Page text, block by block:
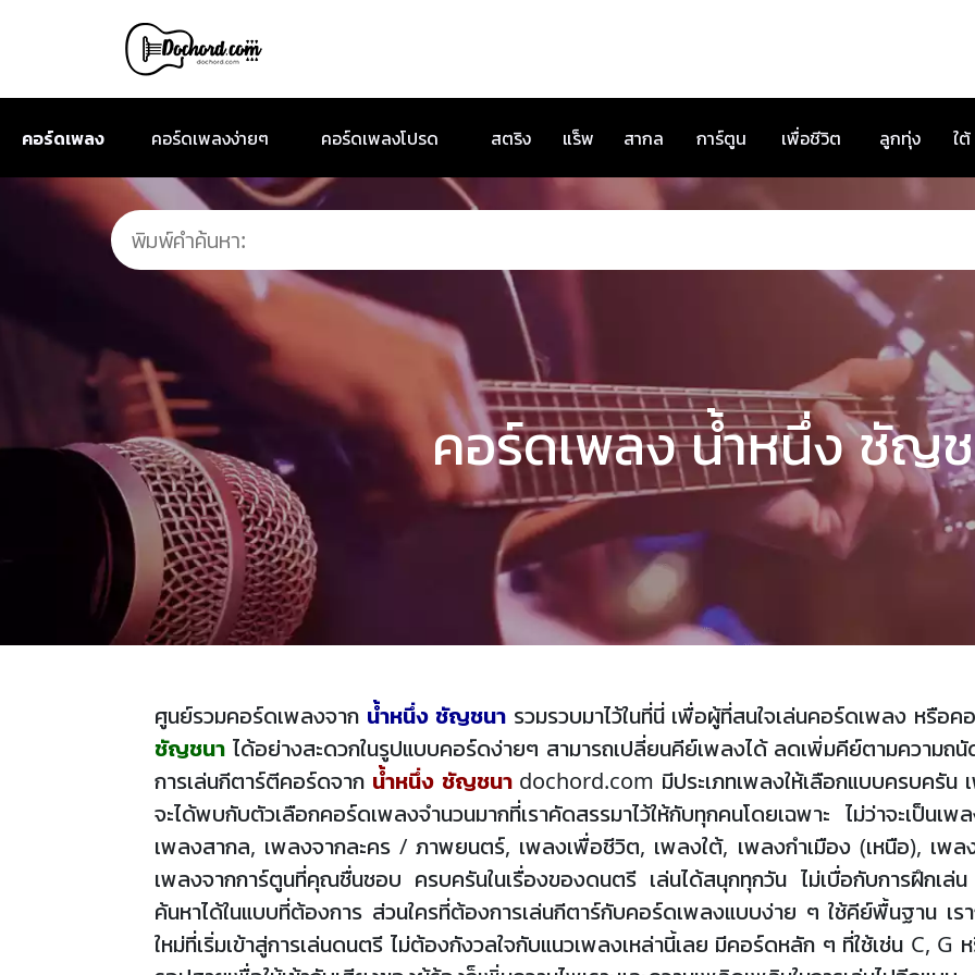
คอร์ดเพลง คอร์ดเพลงง่ายๆ คอร์ดเพลงโปรด สตริง แร็พ สากล การ์ตูน เพื่อชีวิต ลูกทุ่ง ใต้
คอร์ดเพลง นํ้าหนึ่ง ชัญ
ศูนย์รวมคอร์ดเพลงจาก นํ้าหนึ่ง ชัญชนา รวมรวบมาไว้ในที่นี่ เพื่อผู้ที่สนใจเล่นคอร์ดเพลง หรือ
ชัญชนา ได้อย่างสะดวกในรูปแบบคอร์ดง่ายๆ สามารถเปลี่ยนคีย์เพลงได้ ลดเพิ่มคีย์ตามความถ
การเล่นกีตาร์ตีคอร์ดจาก นํ้าหนึ่ง ชัญชนาdochord.com มีประเภทเพลงให้เลือกแบบครบครัน
จะได้พบกับตัวเลือกคอร์ดเพลงจำนวนมากที่เราคัดสรรมาไว้ให้กับทุกคนโดยเฉพาะ ไม่ว่าจะเป็น
เพลงสากล, เพลงจากละคร / ภาพยนตร์, เพลงเพื่อชีวิต, เพลงใต้, เพลงกำเมือง (เหนือ), เพล
เพลงจากการ์ตูนที่คุณชื่นชอบ ครบครันในเรื่องของดนตรี เล่นได้สนุกทุกวัน ไม่เบื่อกับการฝึกเล่
ค้นหาได้ในแบบที่ต้องการ ส่วนใครที่ต้องการเล่นกีตาร์กับคอร์ดเพลงแบบง่าย ๆ ใช้คีย์พื้นฐาน เรา
ใหม่ที่เริ่มเข้าสู่การเล่นดนตรี ไม่ต้องกังวลใจกับแนวเพลงเหล่านี้เลย มีคอร์ดหลัก ๆ ที่ใช้เช่น C, G